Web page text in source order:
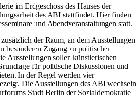
im Erdgeschoss des Hauses der
des ABI stattfindet. Hier finden
und Abendveranstaltungen statt.
der Raum, an dem Ausstellungen
besonderen Zugang zu politischer
Ausstellungen sollen künstlerischen
für politische Diskussionen und
In der Regel werden vier
Die Ausstellungen des ABI wechseln
Stadt Berlin der Sozialdemokratie